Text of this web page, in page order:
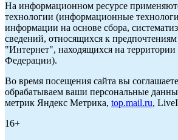
На информационном ресурсе
технологии (информационные
информации на основе сбора,
сведений, относящихся к предпочтениям
"Интернет", находящихся на территории
Федерации).
Во время посещения сайта вы
обрабатываем ваши персональные
метрик Яндекс Метрика, top.mail.ru,
16+